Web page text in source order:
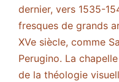
dernier, vers 1535-
fresques de grands
XVe siècle, comme
Perugino. La
de la théologie